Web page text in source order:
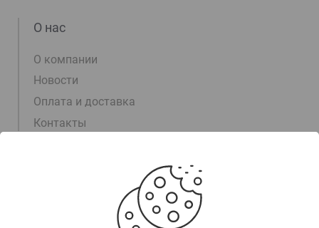
О нас
О компании
Новости
Оплата и доставка
Контакты
+375 (17) 311-00-15
+375 (29) 105-55-55
+375 (29) 700-30-03